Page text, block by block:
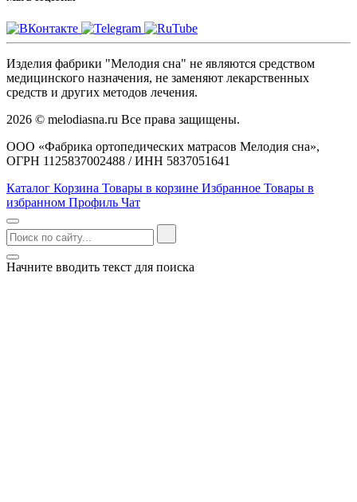
Изделия фабрики "Мелодия сна" не являются средством
медицинского назначения, не заменяют лекарственных
средств и других методов лечения.
2026 © melodiasna.ru Все права защищены.
ООО «Фабрика ортопедических матрасов Мелодия сна»,
ОГРН 1125837002488 / ИНН 5837051641
Каталог Корзина Товары в корзине Избранное Товары в
избранном Профиль Чат
Начните вводить текст для поиска